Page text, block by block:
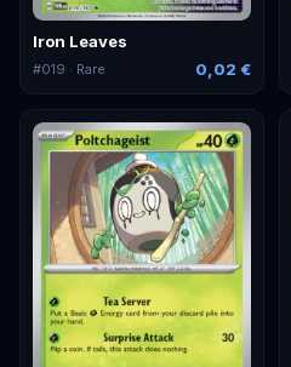
Iron Leaves
#019 · Rare 0,02 €